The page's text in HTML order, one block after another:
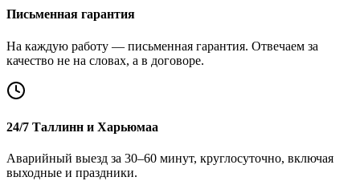
Письменная гарантия
На каждую работу — письменная гарантия. Отвечаем за
качество не на словах, а в договоре.
24/7 Таллинн и Харьюмаа
Аварийный выезд за 30–60 минут, круглосуточно, включая
выходные и праздники.